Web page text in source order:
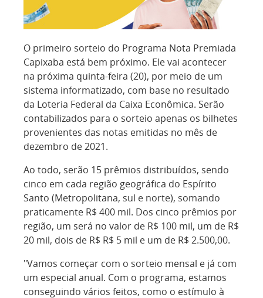
O primeiro sorteio do Programa Nota Premiada
Capixaba está bem próximo. Ele vai acontecer
na próxima quinta-feira (20), por meio de um
sistema informatizado, com base no resultado
da Loteria Federal da Caixa Econômica. Serão
contabilizados para o sorteio apenas os bilhetes
provenientes das notas emitidas no mês de
dezembro de 2021.
Ao todo, serão 15 prêmios distribuídos, sendo
cinco em cada região geográfica do Espírito
Santo (Metropolitana, sul e norte), somando
praticamente R$ 400 mil. Dos cinco prêmios por
região, um será no valor de R$ 100 mil, um de R$
20 mil, dois de R$ R$ 5 mil e um de R$ 2.500,00.
"Vamos começar com o sorteio mensal e já com
um especial anual. Com o programa, estamos
conseguindo vários feitos, como o estímulo à